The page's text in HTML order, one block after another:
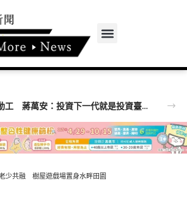
嘉市桃喜藝術節三週末落幕 親子玩藝術、聽音樂留下夏日回憶
少共融 樹屋遊戲場置身水畔田園